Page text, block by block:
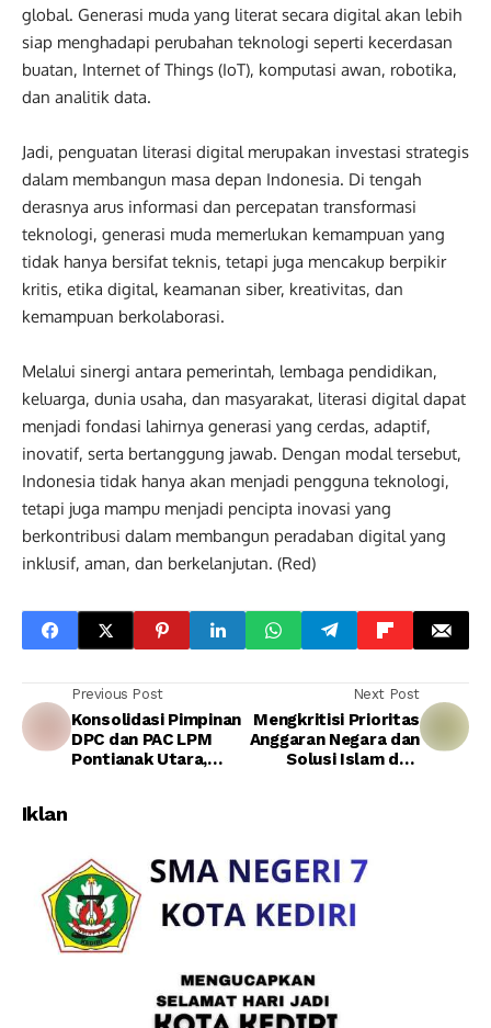
global. Generasi muda yang literat secara digital akan lebih
siap menghadapi perubahan teknologi seperti kecerdasan
buatan, Internet of Things (IoT), komputasi awan, robotika,
dan analitik data.
Jadi, penguatan literasi digital merupakan investasi strategis
dalam membangun masa depan Indonesia. Di tengah
derasnya arus informasi dan percepatan transformasi
teknologi, generasi muda memerlukan kemampuan yang
tidak hanya bersifat teknis, tetapi juga mencakup berpikir
kritis, etika digital, keamanan siber, kreativitas, dan
kemampuan berkolaborasi.
Melalui sinergi antara pemerintah, lembaga pendidikan,
keluarga, dunia usaha, dan masyarakat, literasi digital dapat
menjadi fondasi lahirnya generasi yang cerdas, adaptif,
inovatif, serta bertanggung jawab. Dengan modal tersebut,
Indonesia tidak hanya akan menjadi pengguna teknologi,
tetapi juga mampu menjadi pencipta inovasi yang
berkontribusi dalam membangun peradaban digital yang
inklusif, aman, dan berkelanjutan. (Red)
Previous Post
Konsolidasi Pimpinan
DPC dan PAC LPM
Pontianak Utara,
Next Post
Mengkritisi Prioritas
Anggaran Negara dan
Solusi Islam dari
Iklan